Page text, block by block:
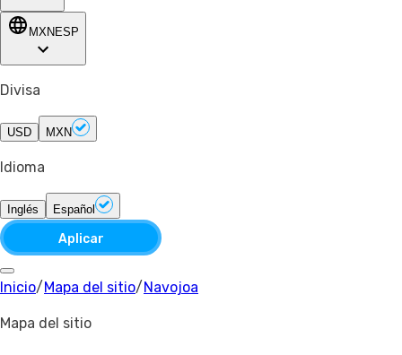
MXN ESP
Divisa
USD MXN
Idioma
Inglés Español
Aplicar
Inicio/ Mapa del sitio/ Navojoa
Mapa del sitio